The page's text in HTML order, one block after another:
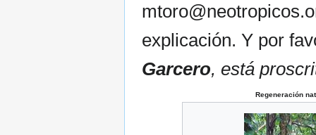
explicación. Y por
Garcero, está
Regeneración